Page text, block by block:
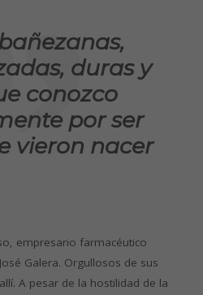
duras y
conozco
por ser
vieron nacer
empresario farmacéutico
Galera. Orgullosos de sus
A pesar de la hostilidad de la